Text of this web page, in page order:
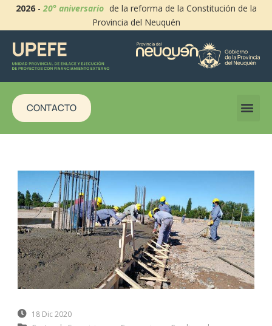
2026-20° aniversario de la reforma de la Constitución de la
Provincia del Neuquén
CONTACTO
18 Dic 2020